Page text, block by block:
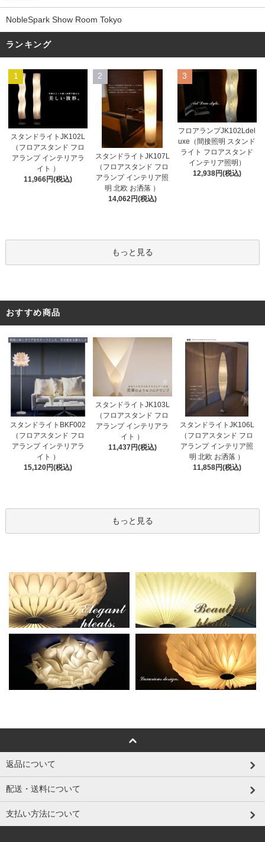
NobleSpark Show Room Tokyo
ランキング
1
スタンドライトJK102L
（フロアスタンド フロ
アランプ インテリアラ
イト ）
11,966円(税込)
2
スタンドライトJK107L
（フロアスタンド フロ
アランプ インテリア照
明 北欧 お洒落 ）
14,062円(税込)
3
フロアランプJK102Ldel
uxe（間接照明 スタンド
ライト フロアスタンド
インテリア照明）
12,938円(税込)
もっと見る
おすすめ商品
スタンドライトBKF002
（フロアスタンド フロ
アランプ インテリアラ
イト ）
15,120円(税込)
スタンドライトJK103L
（フロアスタンド フロ
アランプ インテリアラ
イト ）
11,437円(税込)
スタンドライトJK106L
（フロアスタンド フロ
アランプ インテリア照
明 北欧 お洒落 ）
11,858円(税込)
もっと見る
返品について
配送・送料について
支払い方法について